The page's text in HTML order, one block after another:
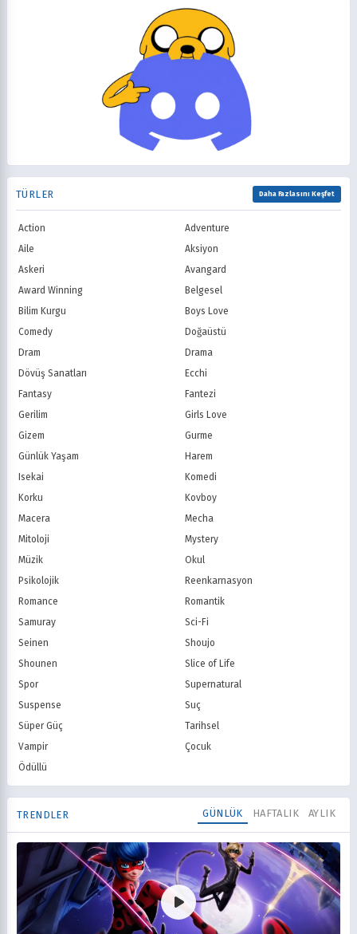
Kanal D
Star TV
FOX Türkiye
TÜRLER Daha Fazlasını Keşfet
Action
Adventure
Aile
Aksiyon
Askeri
Avangard
Award Winning
Belgesel
Bilim Kurgu
Boys Love
Comedy
Doğaüstü
Dram
Drama
Dövüş Sanatları
Ecchi
Fantasy
Fantezi
Gerilim
Girls Love
Gizem
Gurme
Günlük Yaşam
Harem
Isekai
Komedi
Korku
Kovboy
Macera
Mecha
Mitoloji
Mystery
Müzik
Okul
Psikolojik
Reenkarnasyon
Romance
Romantik
Samuray
Sci-Fi
Seinen
Shoujo
Shounen
Slice of Life
Spor
Supernatural
Suspense
Suç
Süper Güç
Tarihsel
Vampir
Çocuk
Ödüllü
TRENDLER GÜNLÜK HAFTALIK AYLIK